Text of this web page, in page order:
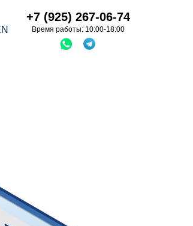
+7 (925) 267-06-74
Время работы: 10:00-18:00